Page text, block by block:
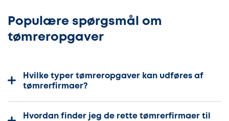
Populære spørgsmål om
tømreropgaver
Hvilke typer tømreropgaver kan udføres af
tømrerfirmaer?
Hvordan finder jeg de rette tømrerfirmaer til